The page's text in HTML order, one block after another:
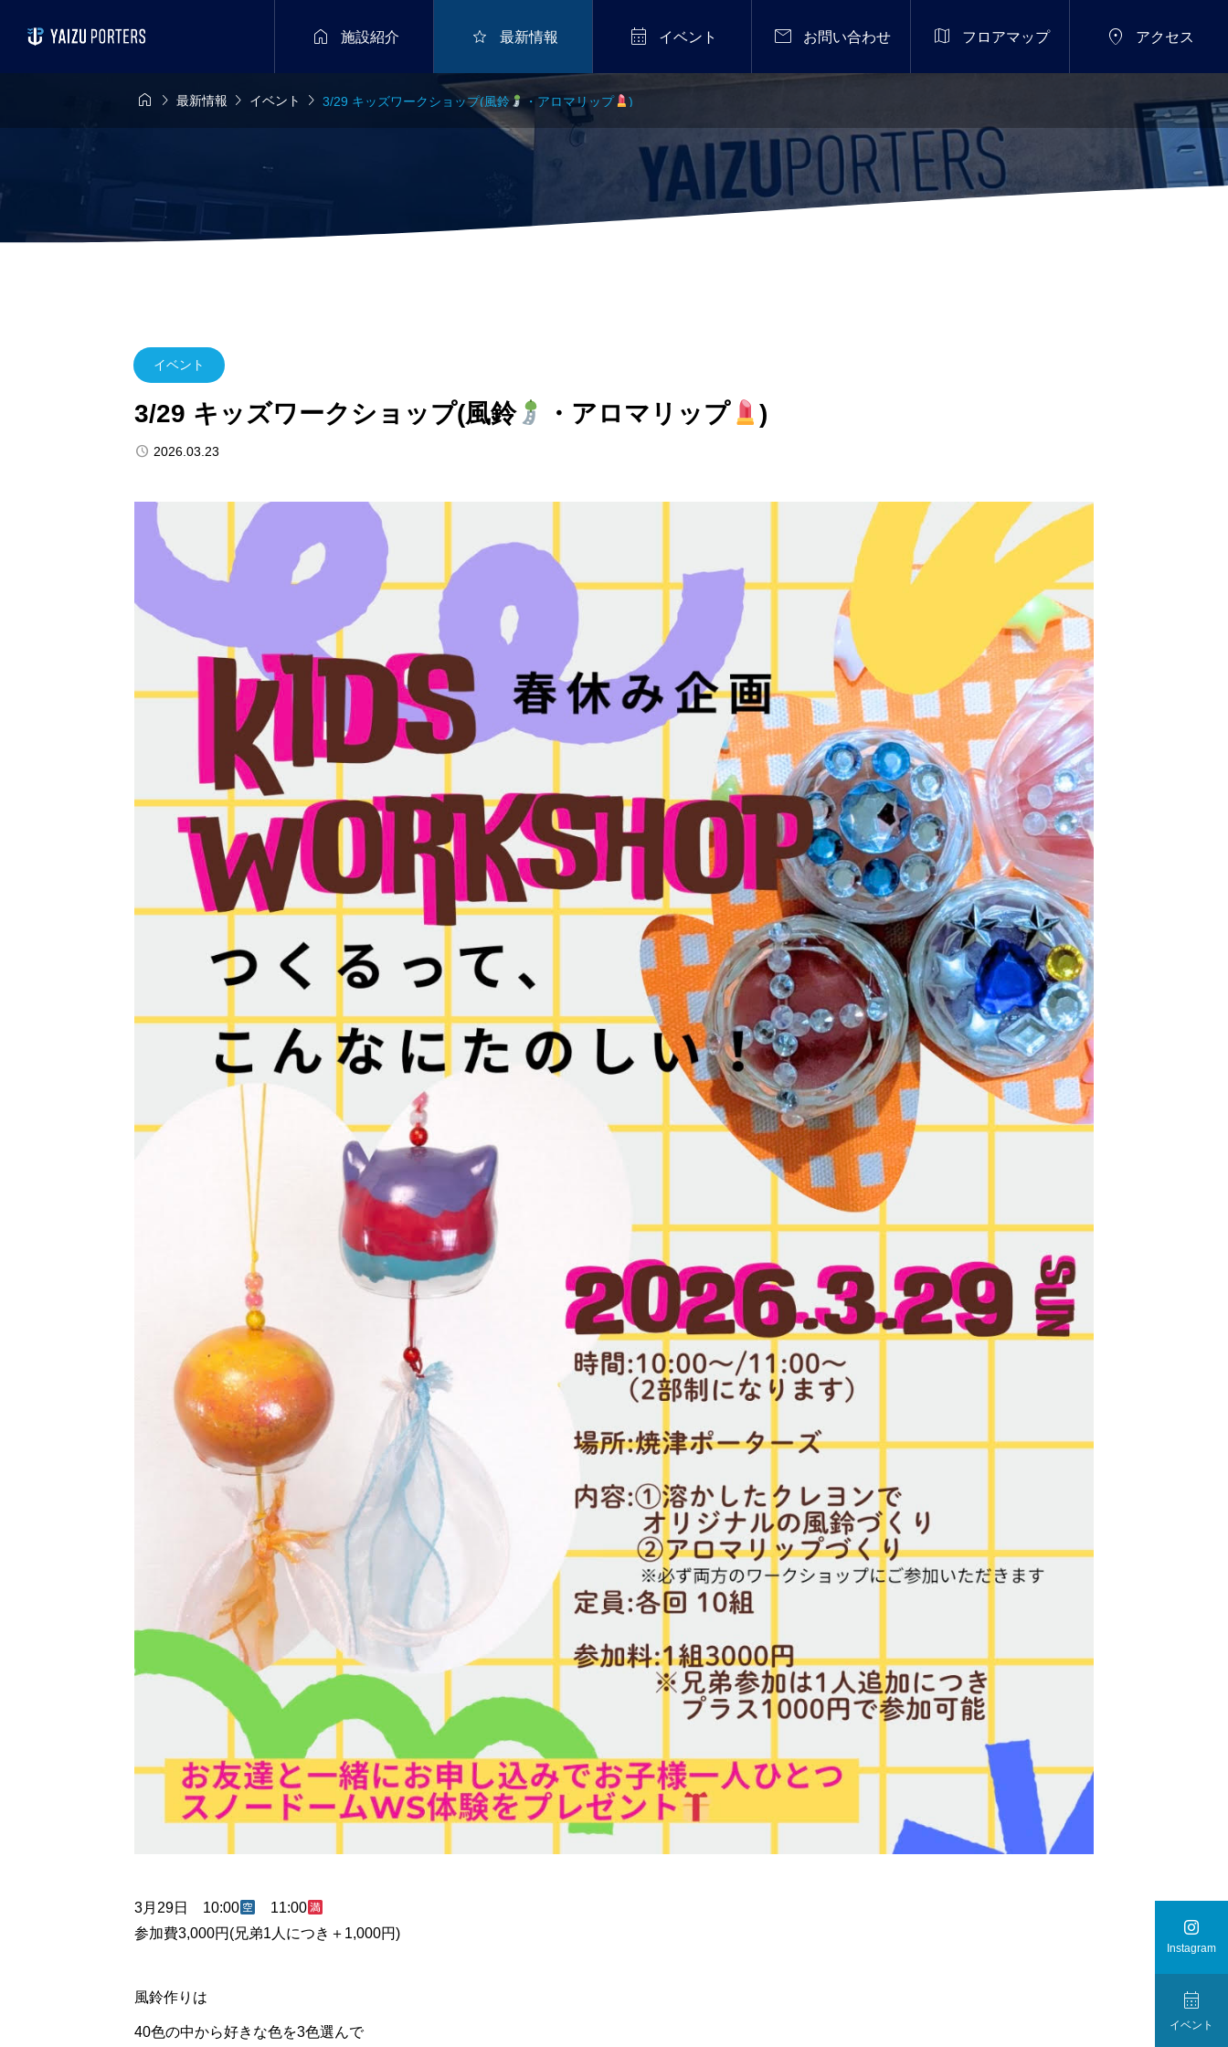
 施設紹介  最新情報  イベント  お問い合わせ  フロアマップ  アクセス
  最新情報  イベント  3/29 キッズワークショップ(風鈴 ・アロマリップ )
イベント
3/29 キッズワークショップ(風鈴 ・アロマリップ )
2026.03.23
3月29日 10:00
11:00
参加費3,000円(兄弟1人につき＋1,000円)
風鈴作りは
40色の中から好きな色を3色選んで

Instagram

イベント